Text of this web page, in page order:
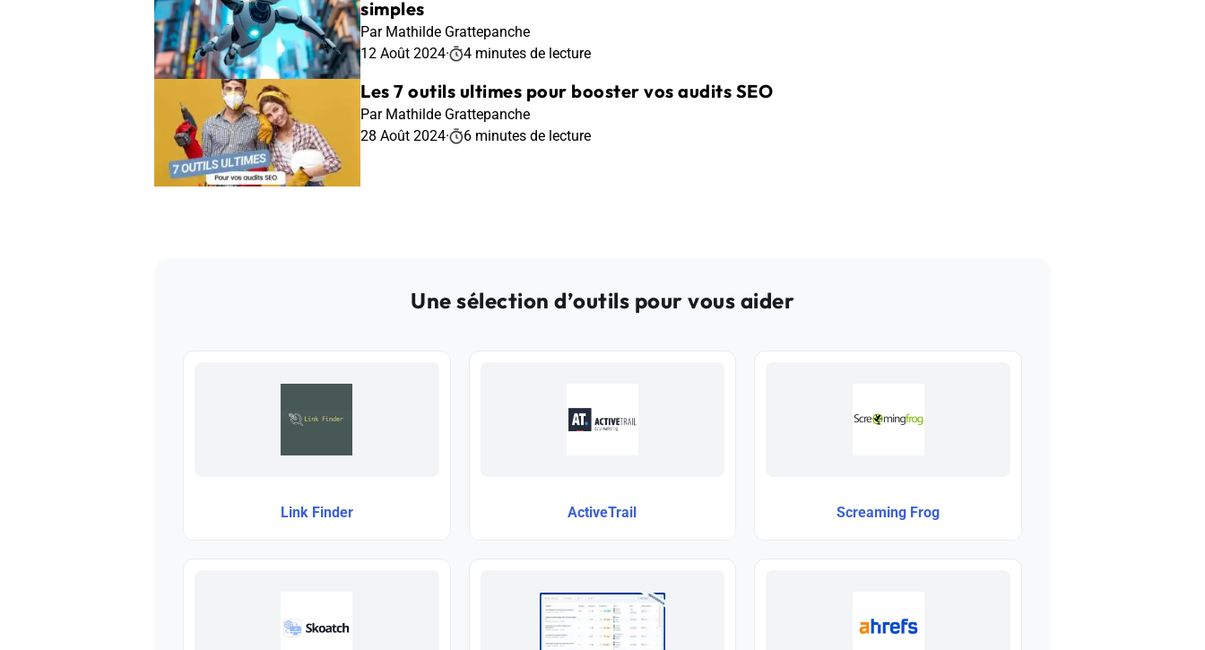
simples
Par Mathilde Grattepanche
12 Août 2024· 4 minutes de lecture
Les 7 outils ultimes pour booster vos audits SEO
Par Mathilde Grattepanche
28 Août 2024· 6 minutes de lecture
Une sélection d’outils pour vous aider
Link Finder ActiveTrail Screaming Frog